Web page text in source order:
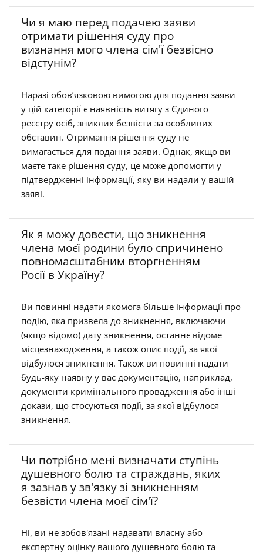
Чи я маю перед подачею заяви
отримати рішення суду про
визнання мого члена сім'ї безвісно
відстунім?
Наразі обов’язковою вимогою для подання заяви
у цій категорії є наявність витягу з Єдиного
реєстру осіб, зниклих безвісти за особливих
обставин. Отримання рішення суду не
вимагається для подання заяви. Однак, якщо ви
маєте таке рішення суду, це може допомогти у
підтвердженні інформації, яку ви надали у вашій
заяві.
Як я можу довести, що зникнення
члена моєї родини було спричинено
повномасштабним вторгненням
Росії в Україну?
Ви повинні надати якомога більше інформації про
подію, яка призвела до зникнення, включаючи
(якщо відомо) дату зникнення, останнє відоме
місцезнаходження, а також опис події, за якої
відбулося зникнення. Також ви повинні надати
будь-яку наявну у вас документацію, наприклад,
документи кримінального провадження або інші
докази, що стосуються події, за якої відбулося
зникнення.
Чи потрібно мені визначати ступінь
душевного болю та страждань, яких
я зазнав у зв'язку зі зникненням
безвісти члена моєї сім'ї?
Ні, ви не зобов'язані надавати власну або
експертну оцінку вашого душевного болю та